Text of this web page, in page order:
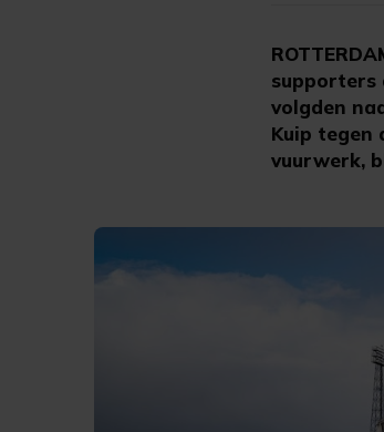
supporters
volgden
Kuip tegen
vuurwerk,